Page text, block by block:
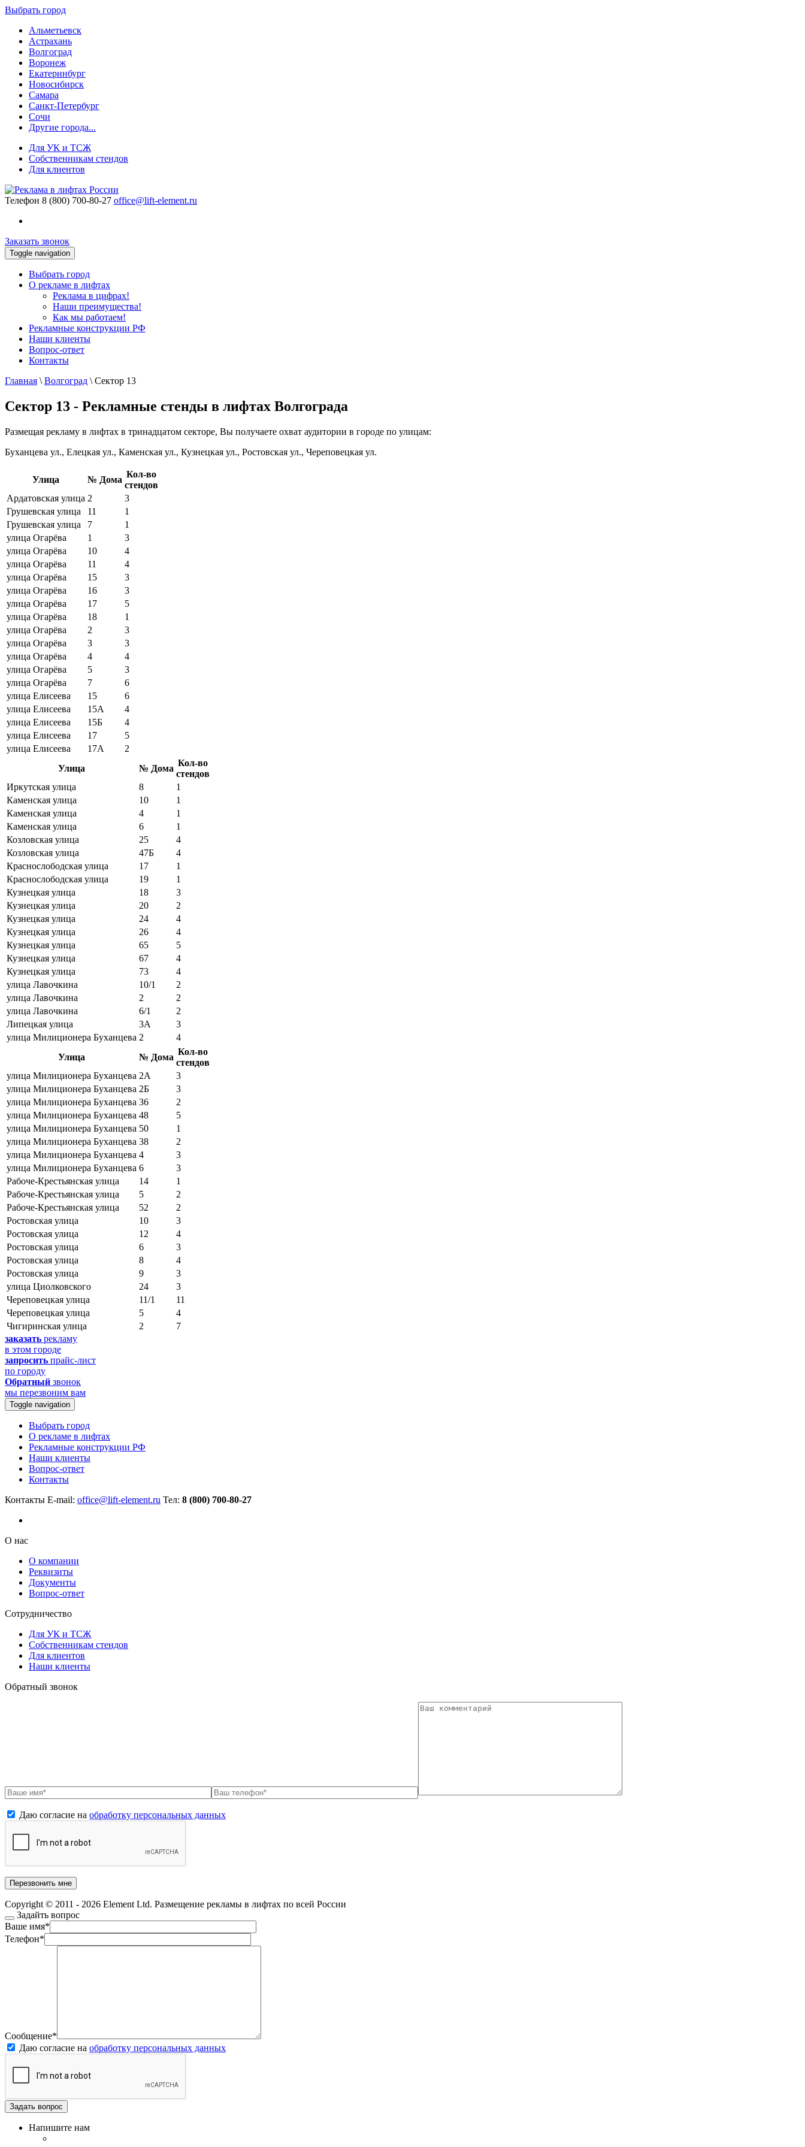
Выбрать город
Альметьевск
Астрахань
Волгоград
Воронеж
Екатеринбург
Новосибирск
Самара
Санкт-Петербург
Сочи
Другие города...
Для УК и ТСЖ
Собственникам стендов
Для клиентов
Телефон 8 (800) 700-80-27 office@lift-element.ru
Заказать звонок
Toggle navigation
Выбрать город
О рекламе в лифтах
Реклама в цифрах!
Наши преимущества!
Как мы работаем!
Рекламные конструкции РФ
Наши клиенты
Вопрос-ответ
Контакты
Главная \ Волгоград \ Сектор 13
Сектор 13 - Рекламные стенды в лифтах Волгограда
Размещая рекламу в лифтах в тринадцатом секторе, Вы получаете охват аудитории в городе по улицам:
Буханцева ул., Елецкая ул., Каменская ул., Кузнецкая ул., Ростовская ул., Череповецкая ул.
Улица № Дома
Кол-во
стендов
Ардатовская улица 2
3
Грушевская улица
11
1
Грушевская улица
7
1
улица Огарёва
1
3
улица Огарёва
10
4
улица Огарёва
11
4
улица Огарёва
15
3
улица Огарёва
16
3
улица Огарёва
17
5
улица Огарёва
18
1
улица Огарёва
2
3
улица Огарёва
3
3
улица Огарёва
4
4
улица Огарёва
5
3
улица Огарёва
7
6
улица Елисеева
15
6
улица Елисеева
15А
4
улица Елисеева
15Б
4
улица Елисеева
17
5
улица Елисеева
17А
2
Улица
№ Дома
Кол-во
стендов
Иркутская улица
8
1
Каменская улица
10
1
Каменская улица
4
1
Каменская улица
6
1
Козловская улица
25
4
Козловская улица
47Б
4
Краснослободская улица
17
1
Краснослободская улица
19
1
Кузнецкая улица
18
3
Кузнецкая улица
20
2
Кузнецкая улица
24
4
Кузнецкая улица
26
4
Кузнецкая улица
65
5
Кузнецкая улица
67
4
Кузнецкая улица
73
4
улица Лавочкина
10/1
2
улица Лавочкина
2
2
улица Лавочкина
6/1
2
Липецкая улица
3А
3
улица Милиционера Буханцева 2
4
Улица
№ Дома
Кол-во
стендов
улица Милиционера Буханцева 2А
3
улица Милиционера Буханцева 2Б
3
улица Милиционера Буханцева 36
2
улица Милиционера Буханцева 48
5
улица Милиционера Буханцева 50
1
улица Милиционера Буханцева 38
2
улица Милиционера Буханцева 4
3
улица Милиционера Буханцева 6
3
Рабоче-Крестьянская улица
14
1
Рабоче-Крестьянская улица
5
2
Рабоче-Крестьянская улица
52
2
Ростовская улица
10
3
Ростовская улица
12
4
Ростовская улица
6
3
Ростовская улица
8
4
Ростовская улица
9
3
улица Циолковского
24
3
Череповецкая улица
11/1
11
Череповецкая улица
5
4
Чигиринская улица
2
7
заказать рекламу
в этом городе
запросить прайс-лист
по городу
Обратный звонок
мы перезвоним вам
Toggle navigation
Выбрать город
О рекламе в лифтах
Рекламные конструкции РФ
Наши клиенты
Вопрос-ответ
Контакты
Контакты E-mail: office@lift-element.ru Тел: 8 (800) 700-80-27
О нас
О компании
Реквизиты
Документы
Вопрос-ответ
Сотрудничество
Для УК и ТСЖ
Собственникам стендов
Для клиентов
Наши клиенты
Обратный звонок
Даю согласие на обработку персональных данных
Copyright © 2011 - 2026 Element Ltd. Размещение рекламы в лифтах по всей России
Задайть вопрос
Ваше имя*
Телефон*
Сообщение*
Даю согласие на обработку персональных данных
Напишите нам